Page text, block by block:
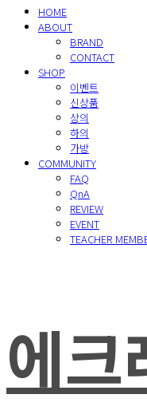
HOME
ABOUT
BRAND
CONTACT
SHOP
이벤트
신상품
상의
하의
가방
COMMUNITY
FAQ
QnA
REVIEW
EVENT
TEACHER
에